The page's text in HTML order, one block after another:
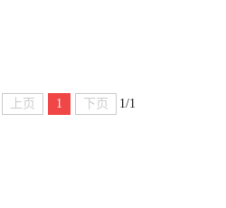
上页 1 下页 1/1